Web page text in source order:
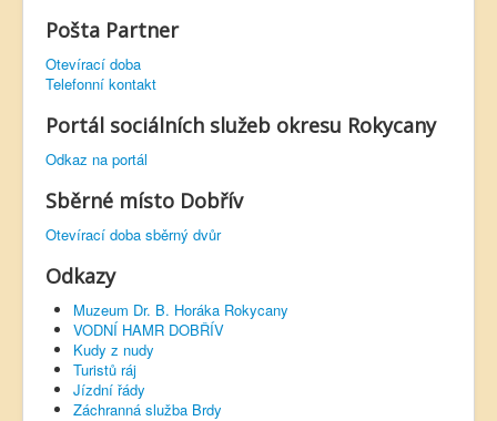
Pošta Partner
Otevírací doba
Telefonní kontakt
Portál sociálních služeb okresu Rokycany
Odkaz na portál
Sběrné místo Dobřív
Otevírací doba sběrný dvůr
Odkazy
Muzeum Dr. B. Horáka Rokycany
VODNÍ HAMR DOBŘÍV
Kudy z nudy
Turistů ráj
Jízdní řády
Záchranná služba Brdy